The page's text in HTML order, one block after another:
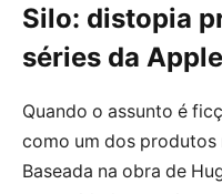
Silo: distopia
séries da
Quando o assunto é
como um dos produtos
Baseada na obra de